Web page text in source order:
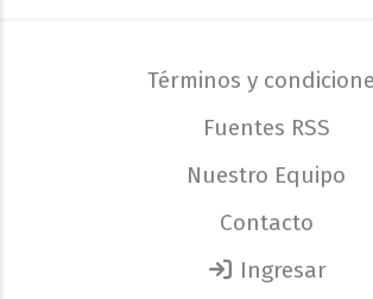
Términos y
Fuentes RSS
Nuestro Equipo
Contacto
Ingresar